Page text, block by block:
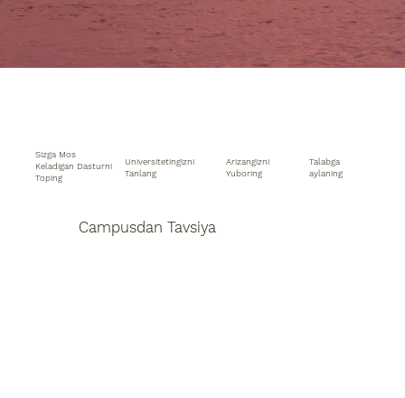
Campusdan Tavsiya
Sizga Mos
Keladigan Dasturni
Toping
Universitetingizni
Tanlang
Arizangizni
Yuboring
Talabga
aylaning